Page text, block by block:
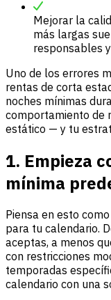
Mejorar la
más largas
responsables
Uno de los errores
rentas de corta
noches mínimas
comportamiento de
estático — y tu
1. Empieza
mínima
Piensa en esto
para tu calendario.
aceptas, a menos
con restricciones
temporadas
calendario con una